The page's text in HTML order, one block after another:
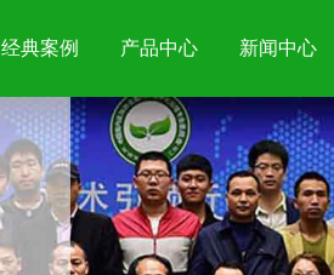
经典案例 产品中心 新闻中心